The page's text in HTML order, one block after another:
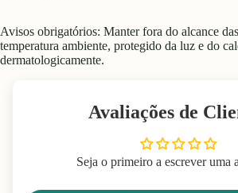
Avisos obrigatórios: Manter fora do alcance
temperatura ambiente, protegido da luz e do
dermatologicamente.
Avaliações de
Seja o primeiro a escrever uma